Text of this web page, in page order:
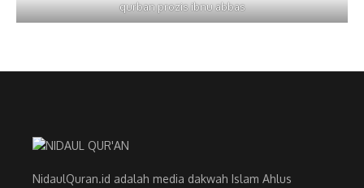
qurban prozis ibnu abbas
NidaulQuran.id adalah media dakwah Islam Ahlus